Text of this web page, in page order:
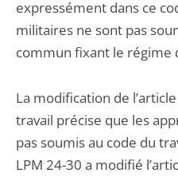
expressément dans ce
militaires ne sont pas
commun fixant le régime
La modification de
travail précise que les
pas soumis au code du
LPM 24-30 a modifié